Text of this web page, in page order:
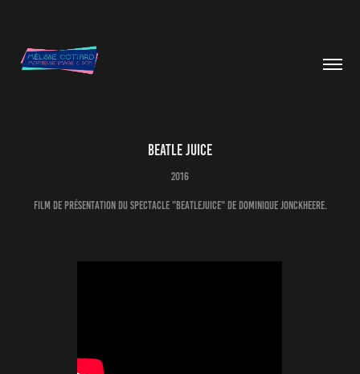
BEATLE JUICE
2016
Film de présentation du spectacle "BeatleJuice" de Dominique Jonckheere.